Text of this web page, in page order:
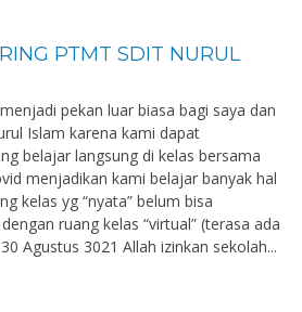
PTMT SDIT NURUL
pekan luar biasa bagi saya dan
Islam karena kami dapat
belajar langsung di kelas bersama
menjadikan kami belajar banyak hal
kelas yg “nyata” belum bisa
ruang kelas “virtual” (terasa ada
Agustus 3021 Allah izinkan sekolah...